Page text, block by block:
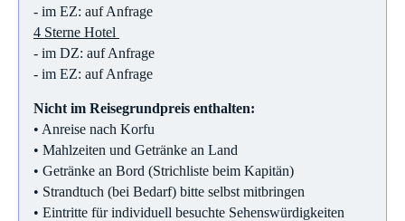
- im EZ: auf Anfrage
4 Sterne Hotel
- im DZ: auf Anfrage
- im EZ: auf Anfrage
Nicht im Reisegrundpreis enthalten:
• Anreise nach Korfu
• Mahlzeiten und Getränke an Land
• Getränke an Bord (Strichliste beim Kapitän)
• Strandtuch (bei Bedarf) bitte selbst mitbringen
• Eintritte für individuell besuchte Sehenswürdigkeiten